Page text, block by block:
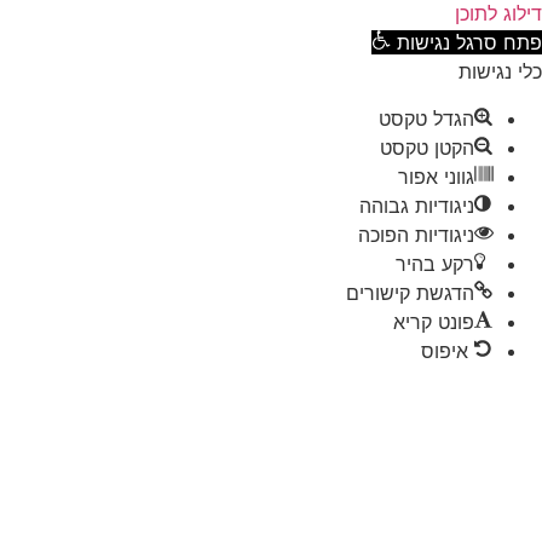
לתוכן
סרגל נגישות
נגישות
הגדל טקסט
הקטן טקסט
גווני אפור
ניגודיות גבוהה
ניגודיות הפוכה
רקע בהיר
הדגשת קישורים
פונט קריא
איפוס